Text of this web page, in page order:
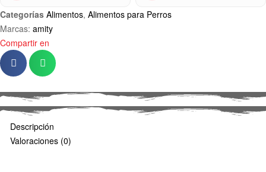
Categorías Alimentos, Alimentos para Perros
Marcas: amity
Compartir en
Descripción
Valoraciones (0)